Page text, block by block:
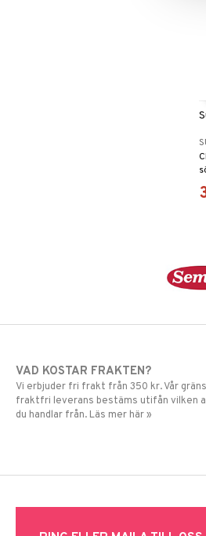
VAD KOSTAR FRAKTEN?
Vi erbjuder fri frakt från 350 kr. Vår
fraktfri leverans bestäms utifån vilken
du handlar från. Läs mer här »